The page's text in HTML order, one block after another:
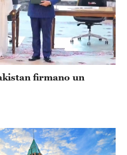
firmano un